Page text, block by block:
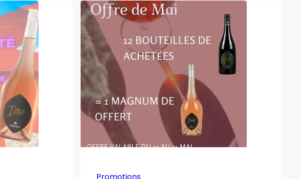
au
Promotions